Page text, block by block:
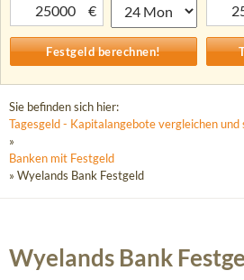
€
Sie befinden sich hier:
Tagesgeld - Kapitalangebote vergleichen und
»
Banken mit Festgeld
» Wyelands Bank Festgeld
Wyelands Bank